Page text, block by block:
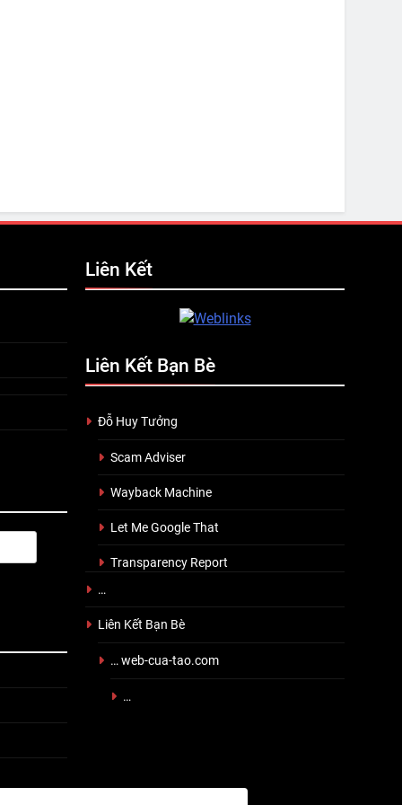
Liên Kết
Liên Kết Bạn Bè
Đỗ Huy Tưởng
Scam Adviser
Wayback Machine
Let Me Google That
Transparency Report
…
Liên Kết Bạn Bè
… web-cua-tao.com
…